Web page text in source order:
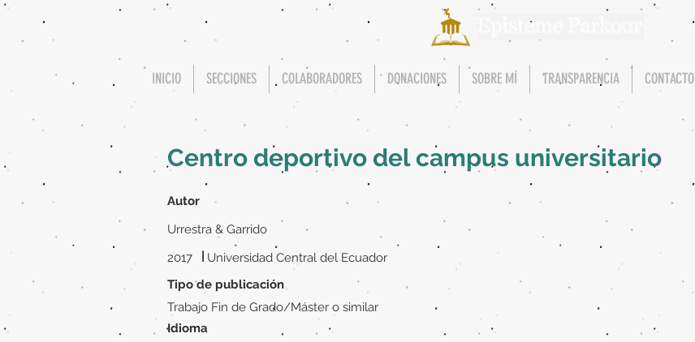
INICIO SECCIONES COLABORADORES DONACIONES SOBRE MÍ TRANSPARENCIA CONTACTO
Centro deportivo del campus universitario
Autor
Urrestra & Garrido
2017
| Universidad Central del Ecuador
Tipo de publicación
Trabajo Fin de Grado/Máster o similar
Idioma